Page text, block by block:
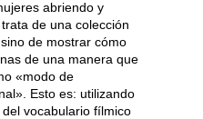
abriendo y
de una colección
de mostrar cómo
de una manera que
«modo de
Esto es: utilizando
vocabulario fílmico